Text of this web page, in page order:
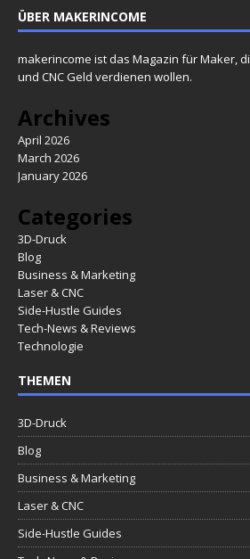
ÜBER MAKERINCOME
makerincome ist das Magazin für Maker,
und CNC Geld verdienen wollen.
Archives
April 2026
March 2026
January 2026
Categories
3D-Druck
Blog
Business & Marketing
Laser & CNC
Side-Hustle Guides
Tech-News & Reviews
Technologie
THEMEN
3D-Druck
Blog
Business & Marketing
Laser & CNC
Side-Hustle Guides